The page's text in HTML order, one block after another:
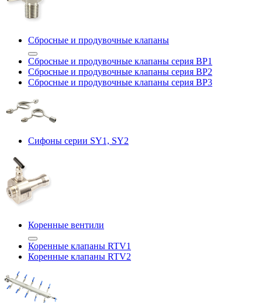
Сбросные и продувочные клапаны
Сбросные и продувочные клапаны серия BP1
Сбросные и продувочные клапаны серия BP2
Сбросные и продувочные клапаны серия BP3
Сифоны серии SY1, SY2
Коренные вентили
Коренные клапаны RTV1
Коренные клапаны RTV2